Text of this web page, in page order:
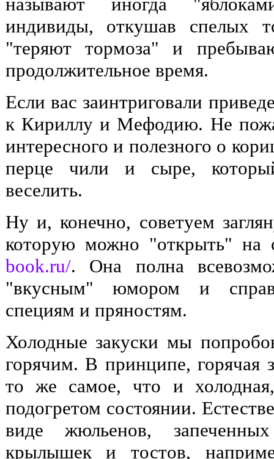
индивиды, откушав спелых
"теряют тормоза" и
продолжительное время.
Если вас заинтриговали
к Кириллу и Мефодию. Не
интересного и полезного о
перце чили и сыре,
веселить.
Ну и, конечно, советуем
которую можно "открыть" на
book.ru/. Она полна
"вкусным" юмором и
специям и пряностям.
Холодные закуски мы
горячим. В принципе, горячая
то же самое, что и
подогретом состоянии.
виде жюльенов,
крылышек и тостов,